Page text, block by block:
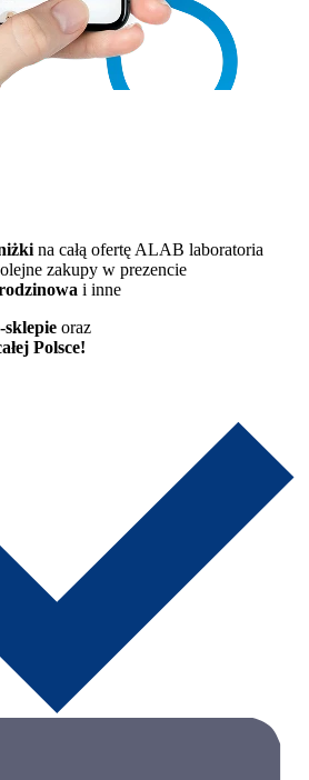
na całą ofertę ALAB laboratoria
zakupy w prezencie
i inne
sklepie oraz
Polsce!